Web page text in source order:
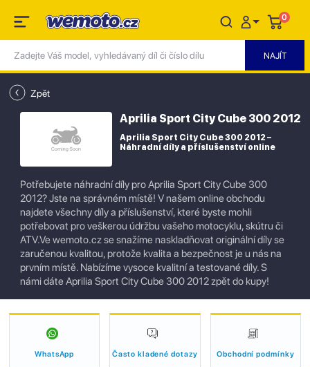
0
Zpět
Aprilia Sport City Cube 300 2012
Aprilia Sport City Cube 300 2012 –
Náhradní díly a příslušenství online
Potřebujete náhradní díly pro Aprilia Sport City Cube 300
2012? Jste na správném místě! V našem online obchodu
najdete všechny díly a příslušenství, které byste mohli
potřebovat pro veškerou údržbu vašeho motocyklu, skútru či
ATV.Ve wemoto.cz se snažíme naskladňovat originální díly se
zaručenou kvalitou, protože kvalita a bezpečnost je u nás na
prvním místě. Nabízíme vysoce kvalitní a testované díly. S
námi dáte Aprilia Sport City Cube 300 2012 zpět do kupy!
WhatsApp Často kladené dotazy Obchodní podmínky